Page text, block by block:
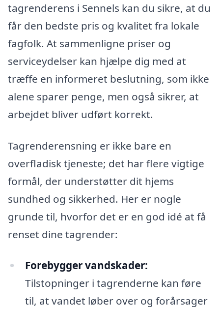
tagrenderens i Sennels kan du sikre, at du
får den bedste pris og kvalitet fra lokale
fagfolk. At sammenligne priser og
serviceydelser kan hjælpe dig med at
træffe en informeret beslutning, som ikke
alene sparer penge, men også sikrer, at
arbejdet bliver udført korrekt.
Tagrenderensning er ikke bare en
overfladisk tjeneste; det har flere vigtige
formål, der understøtter dit hjems
sundhed og sikkerhed. Her er nogle
grunde til, hvorfor det er en god idé at få
renset dine tagrender:
Forebygger vandskader:
Tilstopninger i tagrenderne kan føre
til, at vandet løber over og forårsager